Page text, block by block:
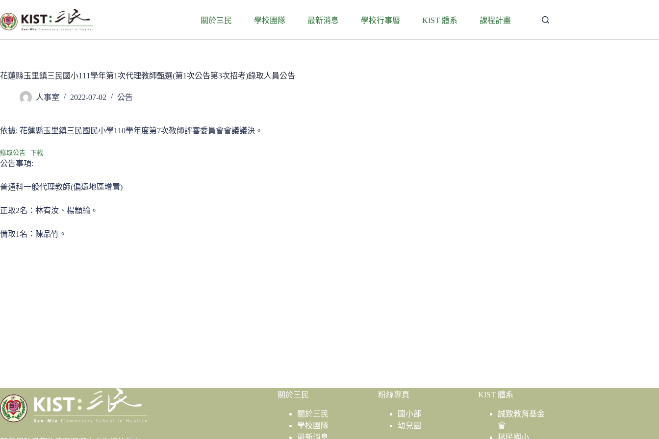
至
主
要
關於三民 學校團隊 最新消息 學校行事曆 KIST 體系 課程計畫
花蓮縣玉里鎮三民國小111學年第1次代理教師甄選(第1次公告第3次招考)錄取人員公告
人事室 2022-07-02 公告
依據: 花蓮縣玉里鎮三民國民小學110學年度第7次教師評審委員會會議議決。
錄取公告 下載
公告事項:
普通科一般代理教師(偏遠地區增置)
正取2名：林宥汝、楊顓綸。
備取1名：陳品竹。
關於三民
關於三民
學校團隊
最新消息
粉絲專頁
國小部
幼兒園
KIST 體系
誠致教育基金
會
拯民國小